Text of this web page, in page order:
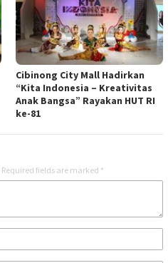
Cibinong City Mall Hadirkan
“Kita Indonesia – Kreativitas
Anak Bangsa” Rayakan HUT RI
ke-81
Required fields are marked *